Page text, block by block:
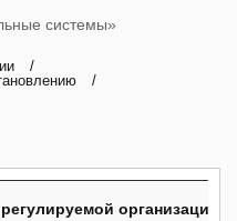
системы»
/
/
организации